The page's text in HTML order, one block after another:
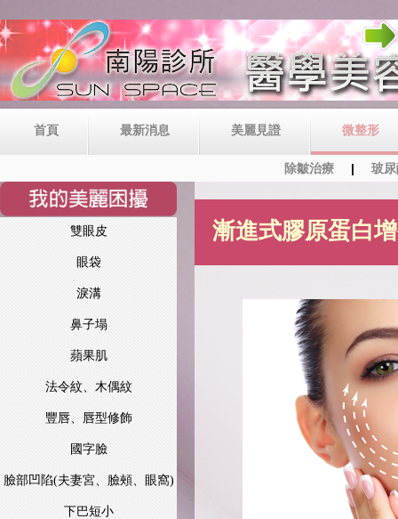
首頁 最新消息 美麗見證 微整形
除皺治療 玻
雙眼皮
眼袋
淚溝
鼻子塌
蘋果肌
法令紋、木偶紋
豐唇、唇型修飾
國字臉
臉部凹陷(夫妻宮、臉頰、眼窩)
下巴短小
漸進式膠原蛋白